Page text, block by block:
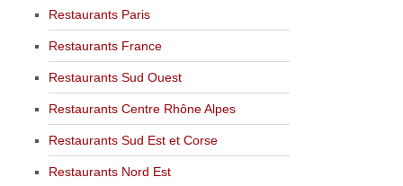
Restaurants Paris
Restaurants France
Restaurants Sud Ouest
Restaurants Centre Rhône Alpes
Restaurants Sud Est et Corse
Restaurants Nord Est